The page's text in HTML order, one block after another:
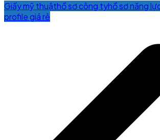
Giấy mỹ thuậthồ sơ công tyhồ sơ năng
profile giá rẻ